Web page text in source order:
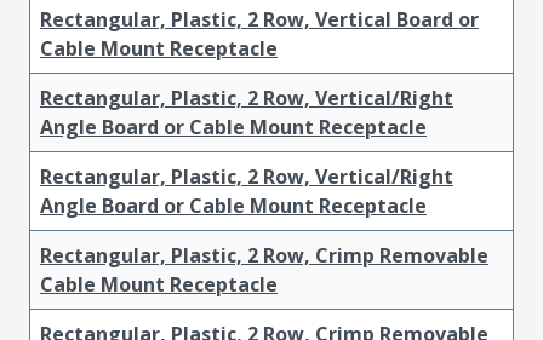
Rectangular, Plastic, 2 Row, Vertical Board or
Cable Mount Receptacle
Rectangular, Plastic, 2 Row, Vertical/Right
Angle Board or Cable Mount Receptacle
Rectangular, Plastic, 2 Row, Vertical/Right
Angle Board or Cable Mount Receptacle
Rectangular, Plastic, 2 Row, Crimp Removable
Cable Mount Receptacle
Rectangular, Plastic, 2 Row, Crimp Removable